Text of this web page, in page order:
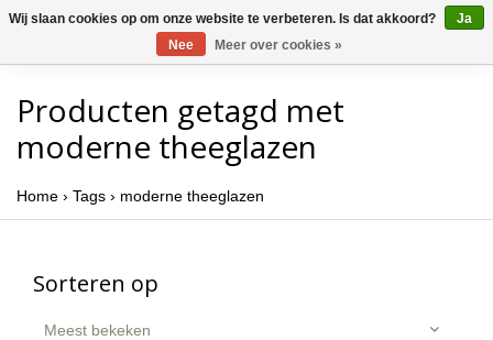
Producten getagd met
moderne theeglazen
Home › Tags › moderne theeglazen
Sorteren op
Meest bekeken
Wij slaan cookies op om onze website te verbeteren. Is dat akkoord?
Ja
Nee
Meer over cookies »